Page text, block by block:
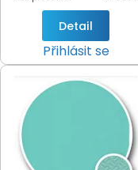
809)
Detail
Přihlásit se